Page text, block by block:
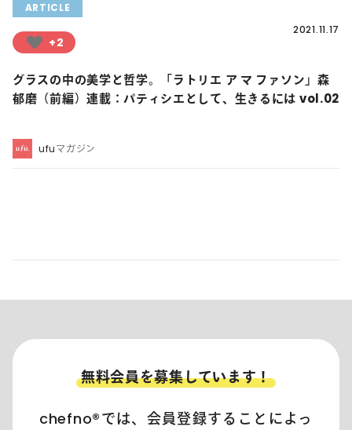
ARTICLE
+2
2021.11.17
グラスの中の美学と哲学。「ラトリエ ア マ ファソン」森
郁磨（前編）連載：パティシエとして、生きるには vol.02
ufuマガジン
無料会員を募集しています！
chefno®︎では、会員登録することによっ